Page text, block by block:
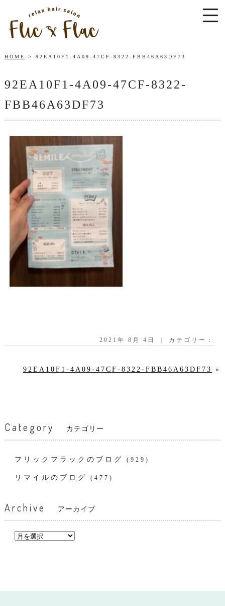
HOME 92EA10F1-4A09-47CF-8322-FBB46A63DF73
92EA10F1-4A09-47CF-8322-
FBB46A63DF73
2021年 8月 4日 ｜ カテゴリー：
92EA10F1-4A09-47CF-8322-FBB46A63DF73 »
Category カテゴリー
フリックフラックのブログ (929)
リマイルのブログ (477)
Archive アーカイブ